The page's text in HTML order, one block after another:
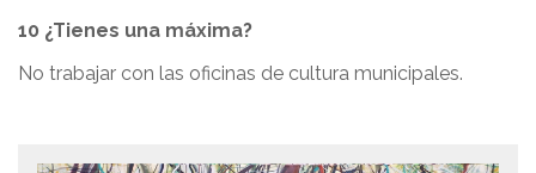
10 ¿Tienes una máxima?
No trabajar con las oficinas de cultura municipales.